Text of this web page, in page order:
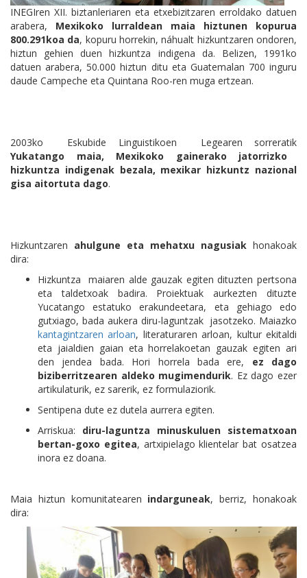
INEGIren XII. biztanleriaren eta etxebizitzaren erroldako datuen
arabera, Mexikoko lurraldean maia hiztunen kopurua
800.291koa da, kopuru horrekin, náhualt hizkuntzaren ondoren,
hiztun gehien duen hizkuntza indigena da. Belizen, 1991ko
datuen arabera, 50.000 hiztun ditu eta Guatemalan 700 inguru
daude Campeche eta Quintana Roo-ren muga ertzean.
2003ko Eskubide Linguistikoen Legearen sorreratik
Yukatango maia, Mexikoko gainerako jatorrizko
hizkuntza indigenak bezala, mexikar hizkuntz nazional
gisa aitortuta dago.
Hizkuntzaren ahulgune eta mehatxu nagusiak honakoak
dira:
Hizkuntza maiaren alde gauzak egiten dituzten pertsona
eta taldetxoak badira. Proiektuak aurkezten dituzte
Yucatango estatuko erakundeetara, eta gehiago edo
gutxiago, bada aukera diru-laguntzak jasotzeko. Maiazko
kantagintzaren arloan, literaturaren arloan, kultur ekitaldi
eta jaialdien gaian eta horrelakoetan gauzak egiten ari
den jendea bada. Hori horrela bada ere, ez dago
biziberritzearen aldeko mugimendurik. Ez dago ezer
artikulaturik, ez sarerik, ez formulaziorik.
Sentipena dute ez dutela aurrera egiten.
Arriskua: diru-laguntza minuskuluen sistematxoan
bertan-goxo egitea, artxipielago klientelar bat osatzea
inora ez doana.
Maia hiztun komunitatearen indarguneak, berriz, honakoak
dira: